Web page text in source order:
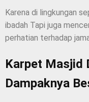
Karena di lingkungan
ibadah Tapi juga
perhatian terhadap
Karpet Masjid
Dampaknya